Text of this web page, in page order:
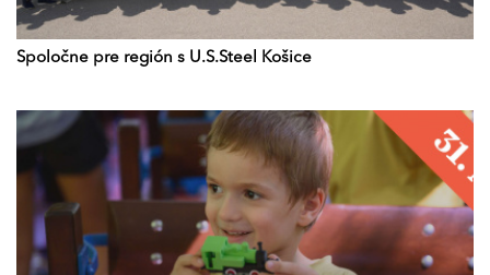
Spoločne pre región s U.S.Steel Košice